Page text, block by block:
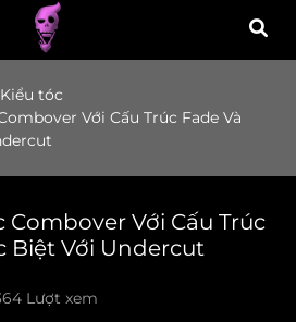
Kiểu tóc
Với Cấu Trúc Fade Và
Combover Với Cấu Trúc
Biệt Với Undercut
Lượt xem